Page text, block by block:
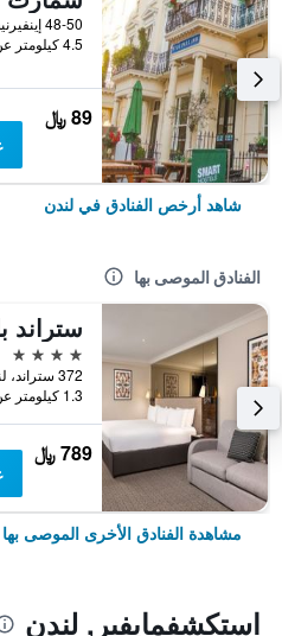
4.5 كيلومتر عن وسط المدينة
89 ﷼
شاهد أرخص الفنادق في لندن
الفنادق الموصى بها
4 نجوم
1.3 كيلومتر عن وسط المدينة
789 ﷼
مشاهدة الفنادق الأخرى الموصى بها
استكشفمايفير, لندن